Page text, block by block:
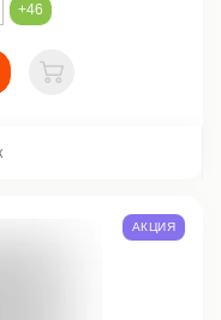
+46
В корзину
АКЦИЯ